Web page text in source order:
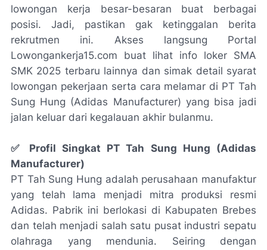
lowongan kerja besar-besaran buat berbagai
posisi. Jadi, pastikan gak ketinggalan berita
rekrutmen ini. Akses langsung Portal
Lowongankerja15.com buat lihat info loker SMA
SMK 2025 terbaru lainnya dan simak detail syarat
lowongan pekerjaan serta cara melamar di PT Tah
Sung Hung (Adidas Manufacturer) yang bisa jadi
jalan keluar dari kegalauan akhir bulanmu.
✅ Profil Singkat PT Tah Sung Hung (Adidas
Manufacturer)
PT Tah Sung Hung adalah perusahaan manufaktur
yang telah lama menjadi mitra produksi resmi
Adidas. Pabrik ini berlokasi di Kabupaten Brebes
dan telah menjadi salah satu pusat industri sepatu
olahraga yang mendunia. Seiring dengan